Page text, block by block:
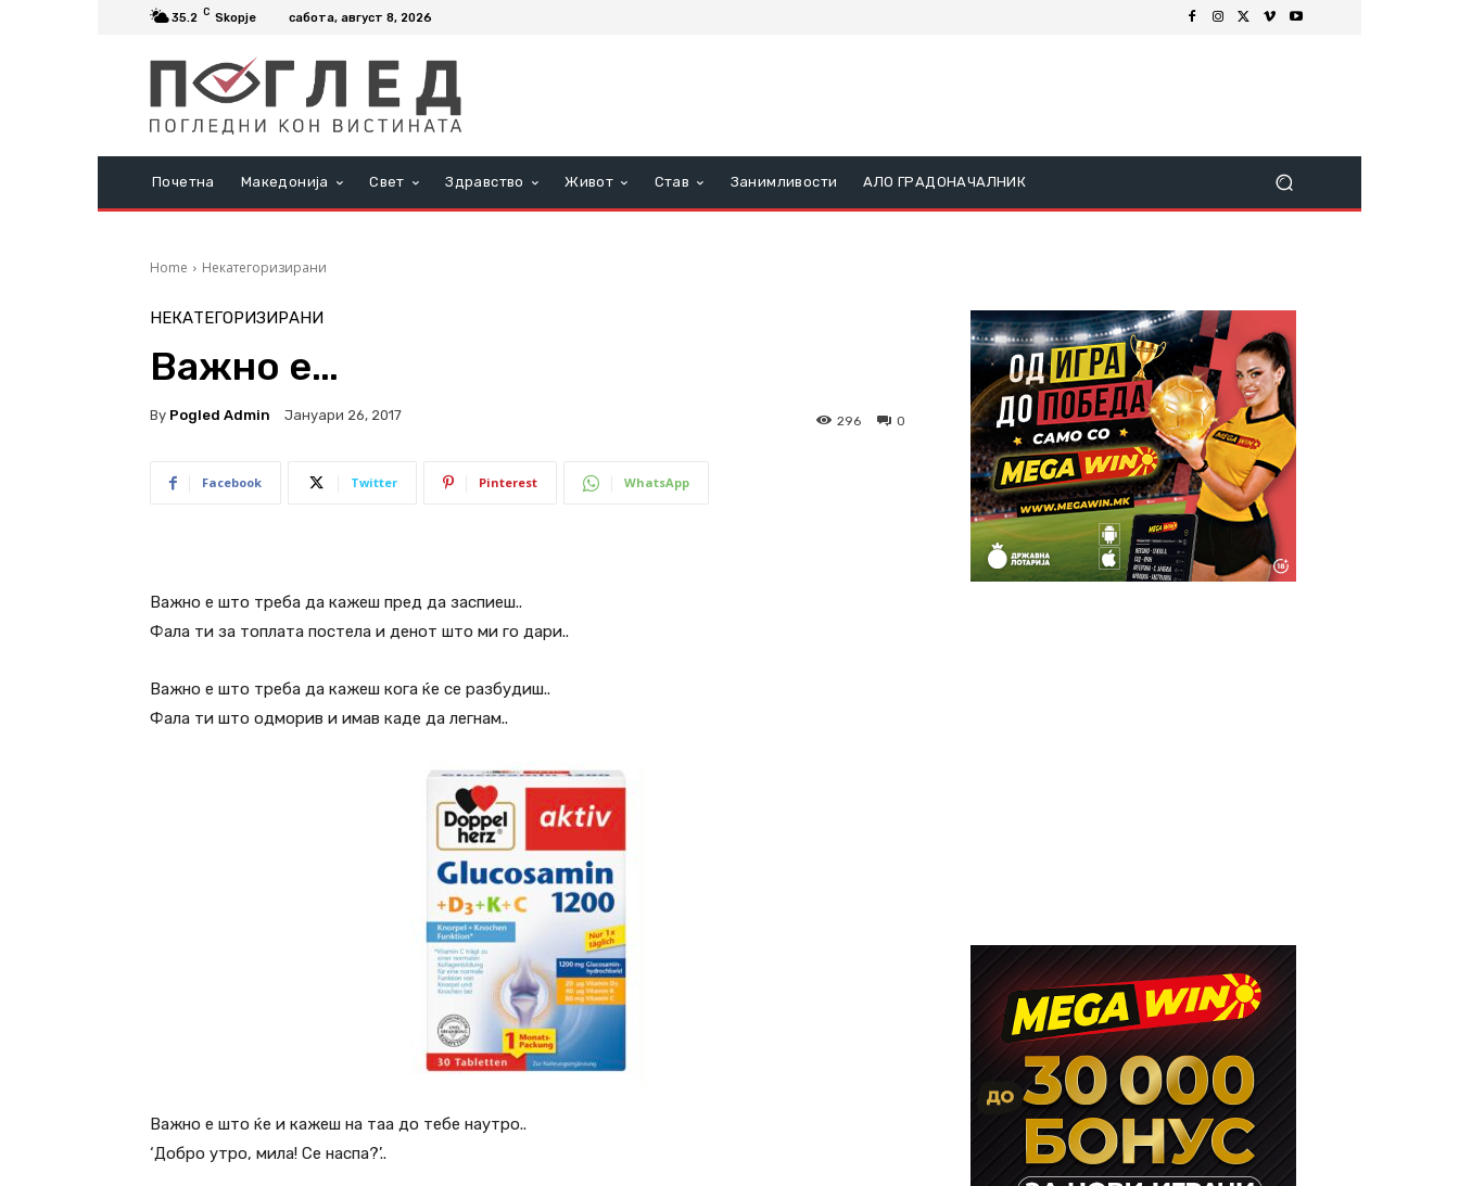
35.2 C Skopje сабота, август 8, 2026
Почетна Македонија Свет Здравство Живот Став Занимливости АЛО ГРАДОНАЧАЛНИК
Home Некатегоризирани
НЕКАТЕГОРИЗИРАНИ
Важно е…
By Pogled Admin Јануари 26, 2017 0
296
Facebook Twitter Pinterest WhatsApp
Важно е што треба да кажеш пред да заспиеш..
Фала ти за топлата постела и денот што ми го дари..
Важно е што треба да кажеш кога ќе се разбудиш..
Фала ти што одморив и имав каде да легнам..
Важно е што ќе и кажеш на таа до тебе наутро..
‘Добро утро, мила! Се наспа?’..